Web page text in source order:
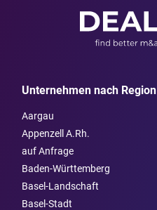
Unternehmen nach Region
Aargau
Appenzell A.Rh.
auf Anfrage
Baden-Württemberg
Basel-Landschaft
Basel-Stadt